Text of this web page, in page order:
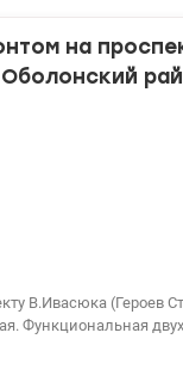
95 м2. Состоит из
с душевой кабиной
Может это
жилье. Цена: 155000
на
В.Ивасюка (Героев
Функциональная